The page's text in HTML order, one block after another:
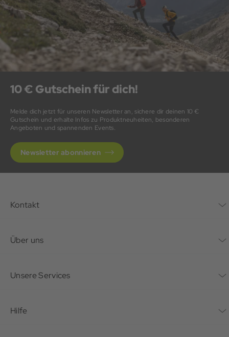
10 € Gutschein für dich!
Melde dich jetzt für unseren Newsletter an, sichere dir deinen 10 €
Gutschein und erhalte Infos zu Produktneuheiten, besonderen
Angeboten und spannenden Events.
Newsletter abonnieren
Kontakt
Über uns
Karriere
Unsere Services
Hilfe